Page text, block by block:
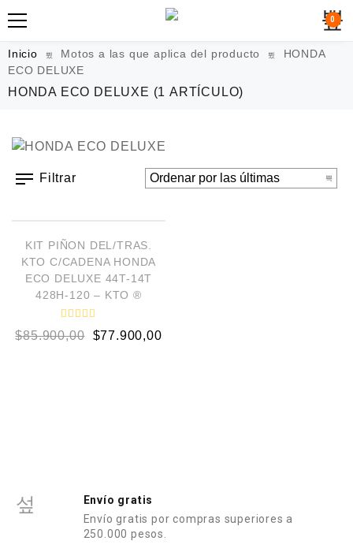
0
Inicio Motos a las que aplica del producto
HONDA
ECO DELUXE
HONDA ECO DELUXE (1 ARTÍCULO)
Filtrar
¡OFERTA!
KIT PIÑON DEL/TRAS.
KTO C/CADENA HONDA
ECO DELUXE 44T-14T
428H-120 – KTO ®
V
a
$85.900,00 $77.900,00
Envío gratis
Envío gratis por compras superiores a
250.000 pesos.